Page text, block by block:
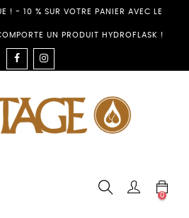
! - 10 % SUR VOTRE PANIER AVEC LE
UN PRODUIT HYDROFLASK !
FACEBOOK
0